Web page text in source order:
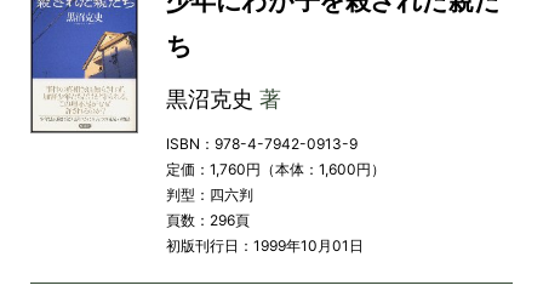
ち
黒沼克史 著
ISBN：978-4-7942-0913-9
定価：1,760円（本体：1,600円）
判型：四六判
頁数：296頁
初版刊行日：1999年10月01日